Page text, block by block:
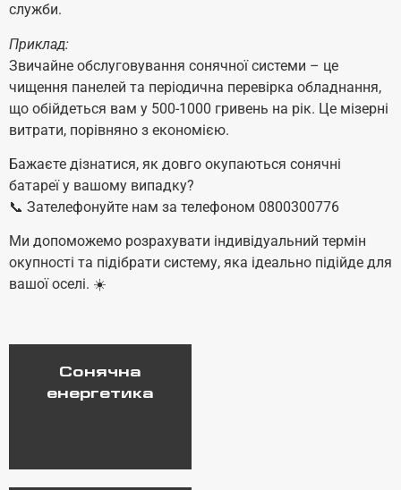
служби.
Приклад:
Звичайне обслуговування сонячної системи – це
чищення панелей та періодична перевірка обладнання,
що обійдеться вам у 500-1000 гривень на рік. Це мізерні
витрати, порівняно з економією.
Бажаєте дізнатися, як довго окупаються сонячні
батареї у вашому випадку?
📞 Зателефонуйте нам за телефоном 0800300776
Ми допоможемо розрахувати індивідуальний термін
окупності та підібрати систему, яка ідеально підійде для
вашої оселі. ☀️
Сонячна
енергетика